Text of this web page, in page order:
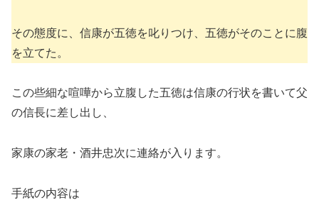
その態度に、信康が五徳を叱りつけ、五徳がそのことに腹
を立てた。
この些細な喧嘩から立腹した五徳は信康の行状を書いて父
の信長に差し出し、
家康の家老・酒井忠次に連絡が入ります。
手紙の内容は